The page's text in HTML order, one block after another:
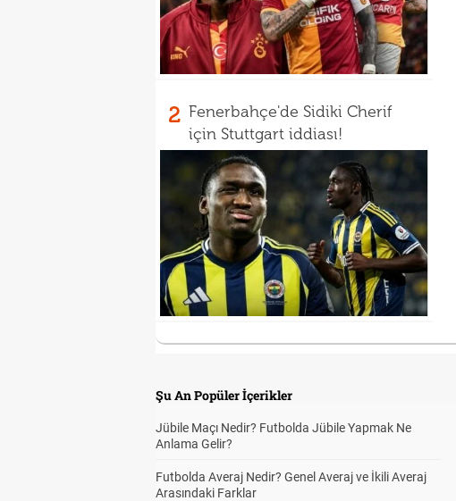
2 Fenerbahçe'de Sidiki Cherif
için Stuttgart iddiası!
Şu An Popüler İçerikler
Jübile Maçı Nedir? Futbolda Jübile Yapmak Ne
Anlama Gelir?
Futbolda Averaj Nedir? Genel Averaj ve İkili Averaj
Arasındaki Farklar